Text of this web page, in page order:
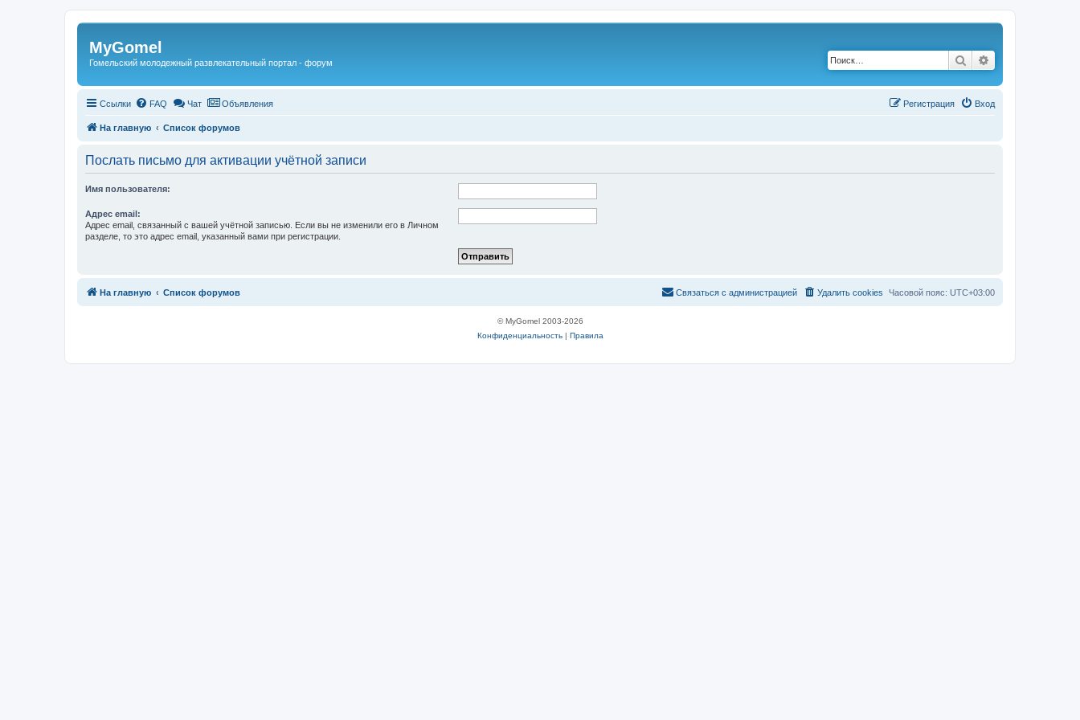
Регистрация
MyGomel
Гомельский молодежный развлекательный портал - форум Поиск
Ссылки FAQ Чат Объявления Вход
Регистрация
На главную Список форумов
Послать письмо для активации учётной записи
Имя пользователя:
Адрес email:
Адрес email, связанный с вашей учётной записью. Если вы не изменили его в Личном
разделе, то это адрес email, указанный вами при регистрации.
На главную Список форумов Часовой пояс: UTC+03:00
Удалить cookies
Связаться с
Связаться с администрацией
© MyGomel 2003-2026
Конфиденциальность| Правила